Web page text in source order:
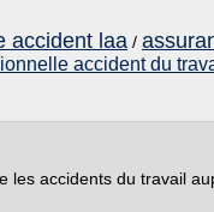
accident laa /
accident du
les accidents du travail